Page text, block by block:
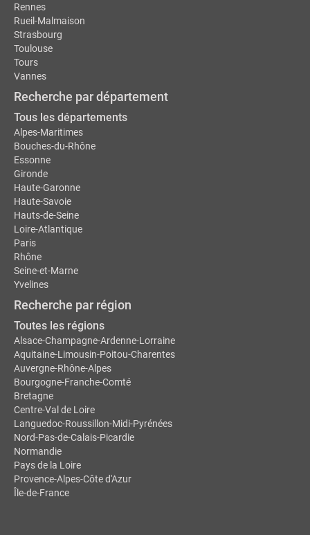
Rennes
Rueil-Malmaison
Strasbourg
Toulouse
Tours
Vannes
Recherche par département
Tous les départements
Alpes-Maritimes
Bouches-du-Rhône
Essonne
Gironde
Haute-Garonne
Haute-Savoie
Hauts-de-Seine
Loire-Atlantique
Paris
Rhône
Seine-et-Marne
Yvelines
Recherche par région
Toutes les régions
Alsace-Champagne-Ardenne-Lorraine
Aquitaine-Limousin-Poitou-Charentes
Auvergne-Rhône-Alpes
Bourgogne-Franche-Comté
Bretagne
Centre-Val de Loire
Languedoc-Roussillon-Midi-Pyrénées
Nord-Pas-de-Calais-Picardie
Normandie
Pays de la Loire
Provence-Alpes-Côte d'Azur
Île-de-France